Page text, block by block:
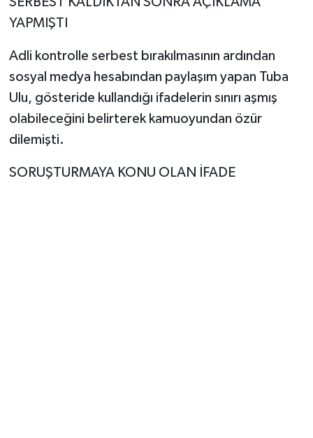
YAPMIŞTI
Adli kontrolle serbest bırakılmasının ardından
sosyal medya hesabından paylaşım yapan Tuba
Ulu, gösteride kullandığı ifadelerin sınırı aşmış
olabileceğini belirterek kamuoyundan özür
dilemişti.
SORUŞTURMAYA KONU OLAN İFADE